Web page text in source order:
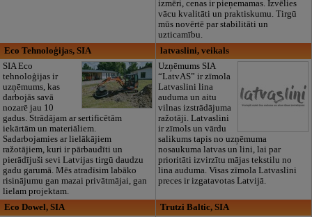
izmēri, cenas ir pieņemamas. Izvēlies
vācu kvalitāti un praktiskumu. Tirgū
mūs novērtē par stabilitāti un
uzticamību.
Eco Tehnoloģijas, SIA
SIA Eco
tehnoloģijas ir
uzņēmums, kas
darbojās savā
nozarē jau 10
gadus. Strādājam ar sertificētām
iekārtām un materiāliem.
Sadarbojamies ar lielākājiem
ražotājiem, kuri ir pārbaudīti un
pierādījuši sevi Latvijas tirgū daudzu
gadu garumā. Mēs atradīsim labāko
risinājumu gan mazai privātmājai, gan
lielam projektam.
latvaslini, veikals
Uzņēmums SIA
“LatvAS” ir zīmola
Latvaslini lina
auduma un aitu
vilnas izstrādājuma
ražotāji. Latvaslini
ir zīmols un vārdu
salikums tapis no uzņēmuma
nosaukuma latvas un lini, lai par
prioritāti izvirzītu mājas tekstilu no
lina auduma. Visas zīmola Latvaslini
preces ir izgatavotas Latvijā.
Eco Dowel, SIA
Trutzi Baltic, SIA